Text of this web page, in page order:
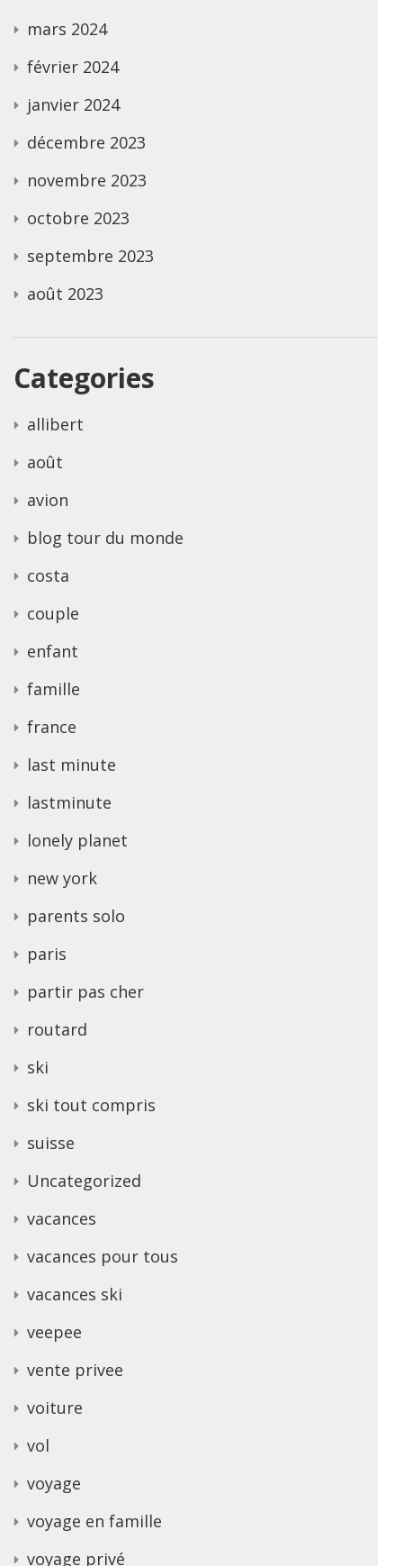
mars 2024
février 2024
janvier 2024
décembre 2023
novembre 2023
octobre 2023
septembre 2023
août 2023
Categories
allibert
août
avion
blog tour du monde
costa
couple
enfant
famille
france
last minute
lastminute
lonely planet
new york
parents solo
paris
partir pas cher
routard
ski
ski tout compris
suisse
Uncategorized
vacances
vacances pour tous
vacances ski
veepee
vente privee
voiture
vol
voyage
voyage en famille
voyage privé